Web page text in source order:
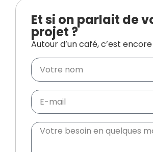
Et si on parlait de
projet ?
Autour d’un café, c’est